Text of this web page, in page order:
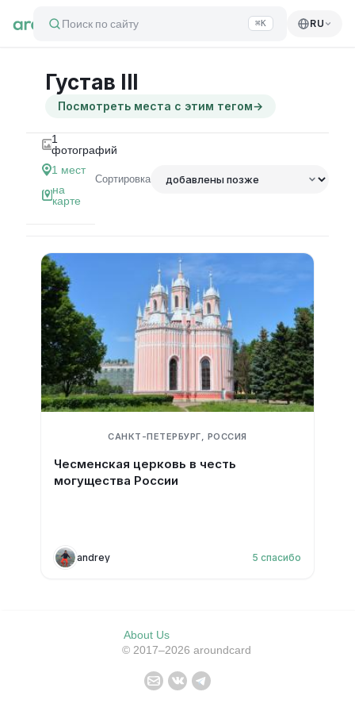
Поиск по сайту ⌘K RU
Густав III
Посмотреть места с этим тегом→
1
фотографий
1 мест
на
карте
Сортировка
САНКТ-ПЕТЕРБУРГ, РОССИЯ
Чесменская церковь в честь
могущества России
andrey 5 спасибо
About Us
© 2017–2026 aroundcard